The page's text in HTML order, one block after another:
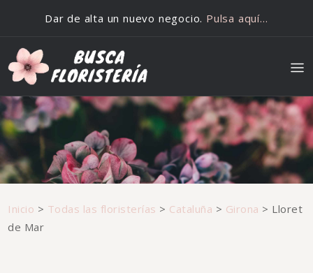
Dar de alta un nuevo negocio. Pulsa aquí…
Inicio > Todas las floristerías > Cataluña > Girona > Lloret
de Mar